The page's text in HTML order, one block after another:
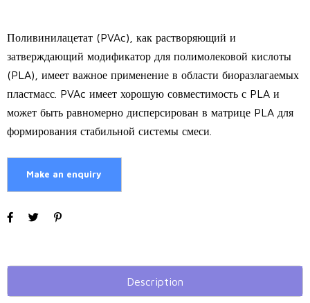
Поливинилацетат (PVAc), как растворяющий и
затверждающий модификатор для полимолековой кислоты
(PLA), имеет важное применение в области биоразлагаемых
пластмасс. PVAc имеет хорошую совместимость с PLA и
может быть равномерно дисперсирован в матрице PLA для
формирования стабильной системы смеси.
Description